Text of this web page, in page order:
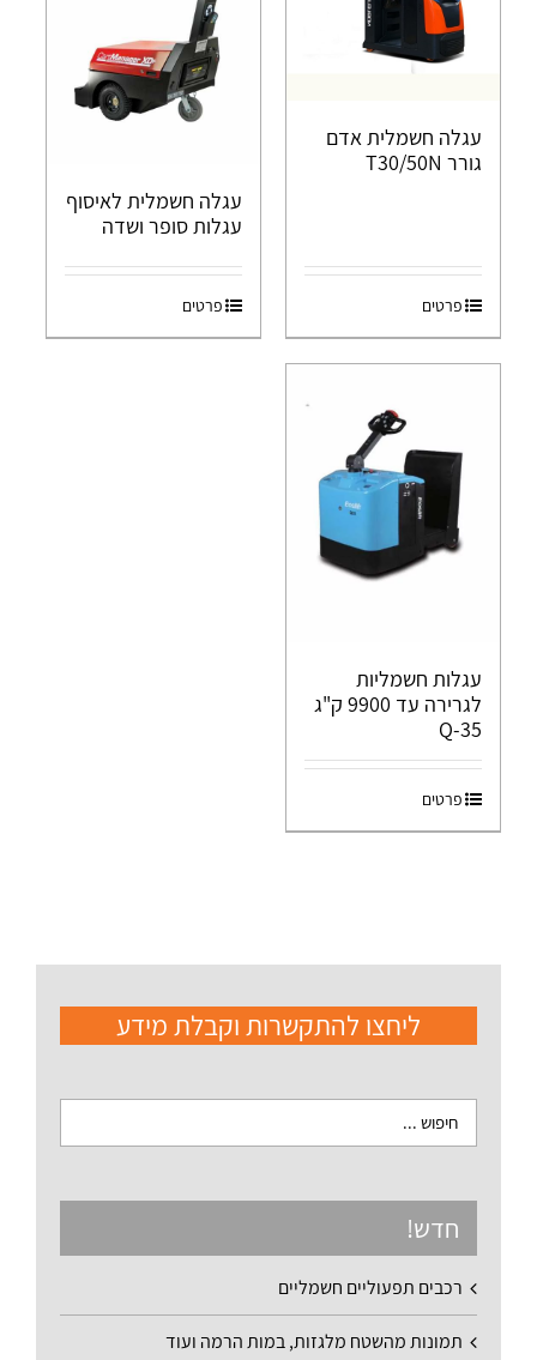
עגלה חשמלית אדם
גורר T30/50N
פרטים
עגלה חשמלית לאיסוף
עגלות סופר ושדה
פרטים
עגלות חשמליות
לגרירה עד 9900 ק"ג
Q-35
פרטים
ליחצו להתקשרות וקבלת מידע
חדש!
רכבים תפעוליים חשמליים
תמונות מהשטח מלגזות, במות הרמה ועוד